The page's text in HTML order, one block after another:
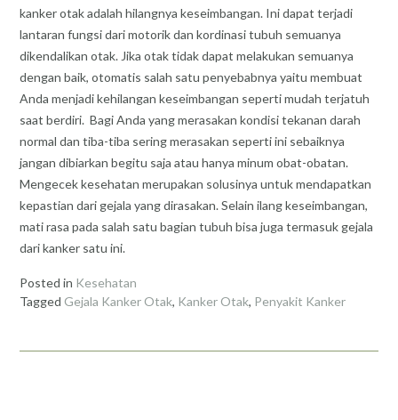
kanker otak adalah hilangnya keseimbangan. Ini dapat terjadi
lantaran fungsi dari motorik dan kordinasi tubuh semuanya
dikendalikan otak. Jika otak tidak dapat melakukan semuanya
dengan baik, otomatis salah satu penyebabnya yaitu membuat
Anda menjadi kehilangan keseimbangan seperti mudah terjatuh
saat berdiri. Bagi Anda yang merasakan kondisi tekanan darah
normal dan tiba-tiba sering merasakan seperti ini sebaiknya
jangan dibiarkan begitu saja atau hanya minum obat-obatan.
Mengecek kesehatan merupakan solusinya untuk mendapatkan
kepastian dari gejala yang dirasakan. Selain ilang keseimbangan,
mati rasa pada salah satu bagian tubuh bisa juga termasuk gejala
dari kanker satu ini.
Posted in Kesehatan
Tagged Gejala Kanker Otak, Kanker Otak, Penyakit Kanker